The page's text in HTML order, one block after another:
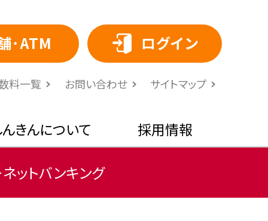
ットバンキング
きんについて 採用情報
･ATM ログイン
料⼀覧 お問い合わせ サイトマップ